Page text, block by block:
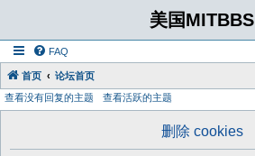
美国MITBBS
FAQ
首页 论坛首页
查看没有回复的主题 查看活跃的主题
删除 cookies